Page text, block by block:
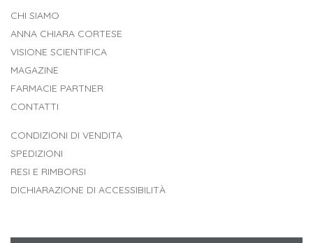
CHI SIAMO
ANNA CHIARA CORTESE
VISIONE SCIENTIFICA
MAGAZINE
FARMACIE PARTNER
CONTATTI
CONDIZIONI DI VENDITA
SPEDIZIONI
RESI E RIMBORSI
DICHIARAZIONE DI ACCESSIBILITÀ